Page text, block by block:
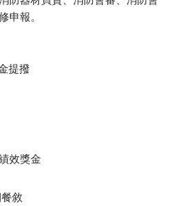
申報。
提撥
效獎金
敘